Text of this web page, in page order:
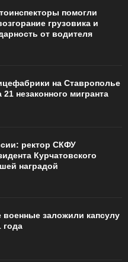
помогли
грузовика и
от водителя
на Ставрополье
незаконного мигранта
ректор СКФУ
Курчатовского
наградой
военные заложили капсулу
года